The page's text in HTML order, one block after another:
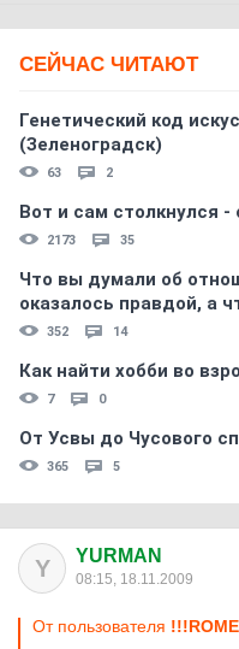
СЕЙЧАС ЧИТАЮТ
Генетический код
(Зеленоградск)
63 2
Вот и сам столкнулся
2173 35
Что вы думали об
оказалось правдой, а
352 14
Как найти хобби во
7 0
От Усвы до Чусового
365 5
Y YURMAN
08:15, 18.11.2009
От пользователя